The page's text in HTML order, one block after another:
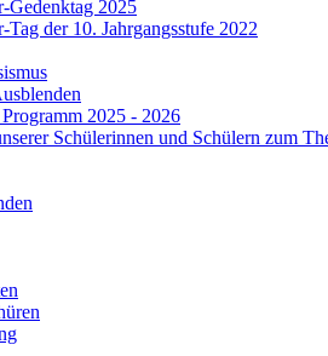
Gedenktag 2025
Tag der 10. Jahrgangsstufe 2022
2025 - 2026
Schülerinnen und Schülern zum